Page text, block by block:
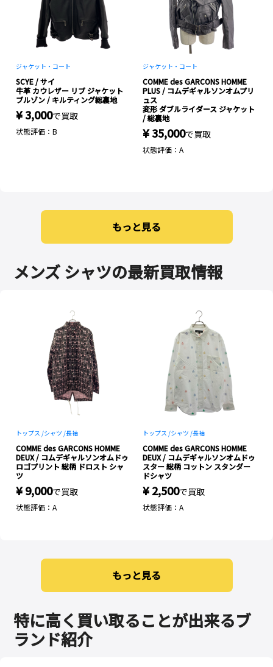
ジャケット・コート
SCYE / サイ
牛革 カウレザー リブ ジャケット
ブルゾン / キルティング総裏地
¥ 3,000で買取
状態評価：B
ジャケット・コート
COMME des GARCONS HOMME
PLUS / コムデギャルソンオムプリ
ュス
変形 ダブルライダース ジャケット
/ 総裏地
¥ 35,000で買取
状態評価：A
もっと見る
メンズ シャツの最新買取情報
トップス /シャツ /長袖
COMME des GARCONS HOMME
DEUX / コムデギャルソンオムドゥ
ロゴプリント 総柄 ドロスト シャ
ツ
¥ 9,000で買取
状態評価：A
トップス /シャツ /長袖
COMME des GARCONS HOMME
DEUX / コムデギャルソンオムドゥ
スター 総柄 コットン スタンダー
ドシャツ
¥ 2,500で買取
状態評価：A
もっと見る
特に高く買い取ることが出来るブ
ランド紹介